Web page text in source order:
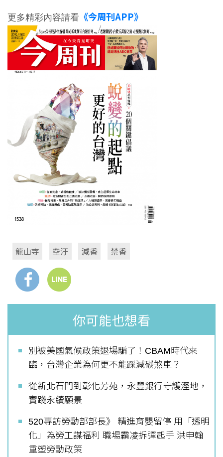
更多精彩內容請看 《今周刊APP》
龍山寺 空汙 減香 禁香
你可能也想看
別被美國氣候政策退場騙了！CBAM時代來
臨，台灣企業為何更不能踩減碳煞車？
從新北石門到彰化芳苑，永豐銀行守護溼地，
實踐永續願景
520專訪勞動部部長》 精進育嬰留停 用「透明
化」為勞工謀福利 職場霸凌拆彈起手 洪申翰
重塑勞動政策